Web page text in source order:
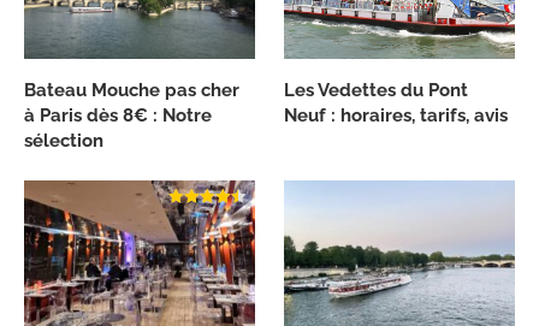
Bateau Mouche pas cher
à Paris dès 8€ : Notre
sélection
Les Vedettes du Pont
Neuf : horaires, tarifs, avis